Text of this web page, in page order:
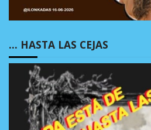
… HASTA LAS CEJAS